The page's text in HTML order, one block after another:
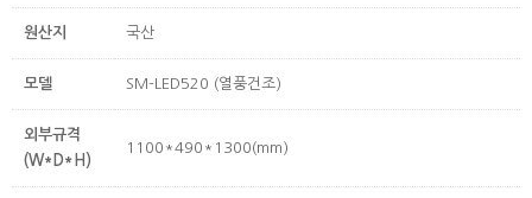
원산지 국산
모델 SM-LED520 (열풍건조)
외부규격
(W*D*H)
1100*490*1300(mm)